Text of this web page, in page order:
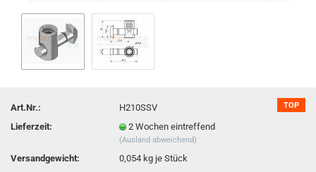
TOP
Art.Nr.:
H210SSV
Lieferzeit:
2 Wochen eintreffend
(Ausland abweichend)
Versandgewicht: 0,054 kg je Stück